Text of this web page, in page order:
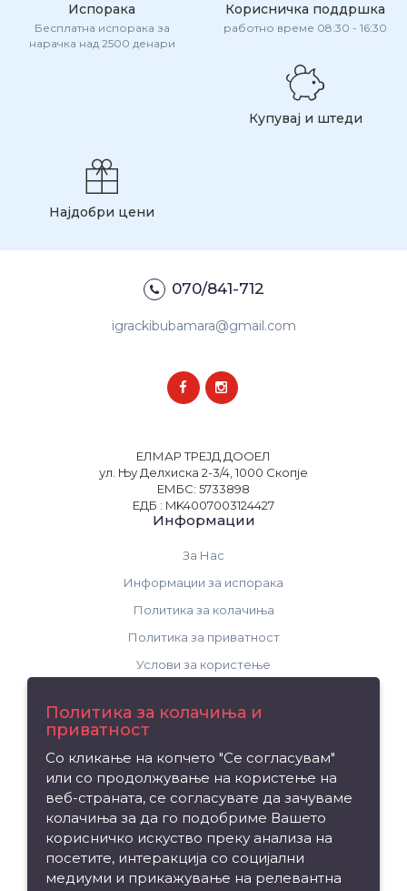
Испорака
Бесплатна испорака за
нарачка над 2500 денари
Корисничка поддршка
работно време 08:30 - 16:30
Купувај и штеди
Најдобри цени
070/841-712
igrackibubamara@gmail.com
ЕЛМАР ТРЕЈД ДООЕЛ
ул. Њу Делхиска 2-3/4, 1000 Скопје
ЕМБС: 5733898
ЕДБ : MK4007003124427
Информации
За Нас
Информации за испорака
Политика за колачиња
Политика за приватност
Услови за користење
Рекламација на производ
Мапа на сајтот
Издвојуваме
Брендови
Вредносен ваучер
Политика за колачиња и
приватност
Со кликање на копчето "Се согласувам"
или со продолжување на користење на
веб-страната, се согласувате да зачуваме
колачиња за да го подобриме Вашето
корисничко искуство преку анализа на
посетите, интеракција со социјални
медиуми и прикажување на релевантна